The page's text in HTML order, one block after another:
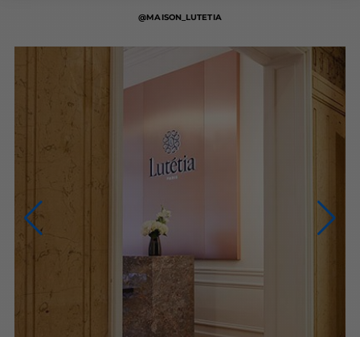
@MAISON_LUTETIA